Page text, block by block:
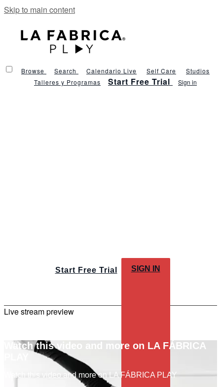
Skip to main content
Browse Search Calendario Live Self Care
Studios
Talleres y Programas
Start Free Trial Sign in
Start Free Trial SIGN IN
Live stream preview
Watch this video and more on LA FÁBRICA
Watch this video and more on LA FÁBRICA PLAY